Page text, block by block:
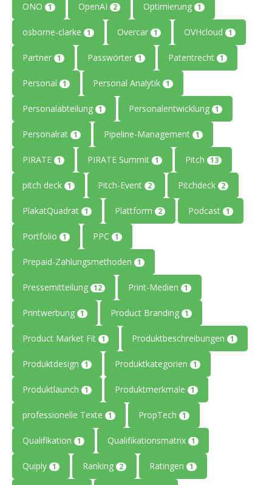
ONO 1 OpenAI 2 Optimierung 1
osborne-clarke 1 Overcar 1 OVHcloud 1
Partner 1 Passwörter 1 Patentrecht 1
Personal 1 Personal Analytik 1
Personalabteilung 1 Personalentwicklung 1
Personalrat 1 Pipeline-Management 1
PIRATE 1 PIRATE Summit 1 Pitch 13
pitch deck 1 Pitch-Event 2 Pitchdeck 2
PlakatQuadrat 1 Plattform 2 Podcast 1
Portfolio 1 PPC 1
Prepaid-Zahlungsmethoden 1
Pressemitteilung 12 Print-Medien 1
Printwerbung 1 Product Branding 1
Product Market Fit 1 Produktbeschreibungen 1
Produktdesign 1 Produktkategorien 1
Produktlaunch 1 Produktmerkmale 1
professionelle Texte 1 PropTech 1
Qualifikation 1 Qualifikationsmatrix 1
Quiply 1 Ranking 2 Ratingen 1